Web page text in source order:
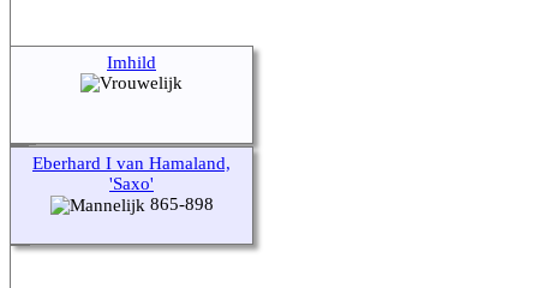
Imhild
Eberhard I van Hamaland,
'Saxo'
865-898